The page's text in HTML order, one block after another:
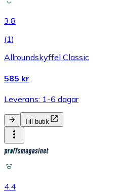
3.8
(1)
Allroundskyffel Classic
585 kr
Leverans: 1-6 dagar
Till butik
4.4